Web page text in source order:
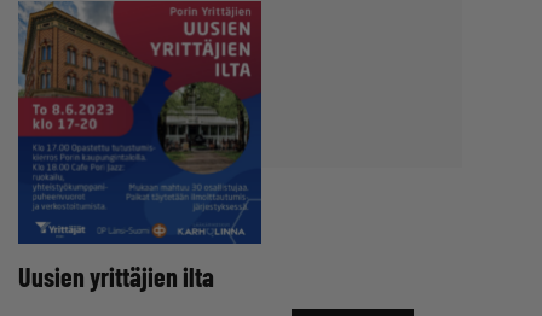
Uusien yrittäjien ilta